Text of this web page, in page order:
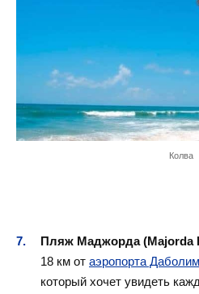
Колва
Пляж Маджорда (Majorda
18 км от аэропорта Даболим
который хочет увидеть